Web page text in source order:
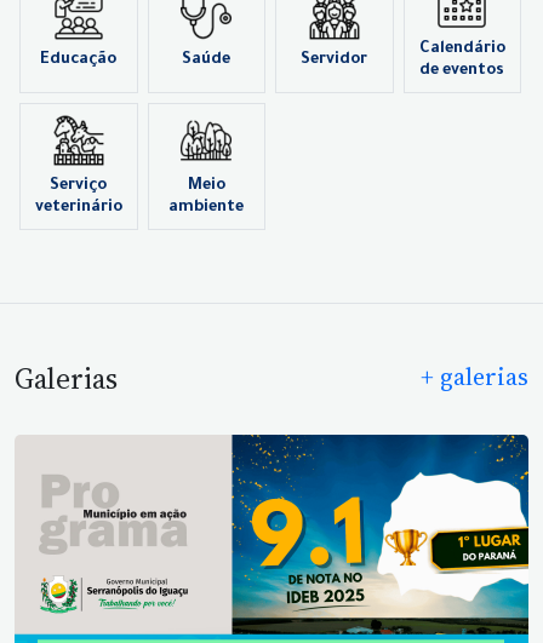
Educação Saúde Servidor
Calendário
de eventos
Serviço
veterinário
Meio
ambiente
Galerias + galerias